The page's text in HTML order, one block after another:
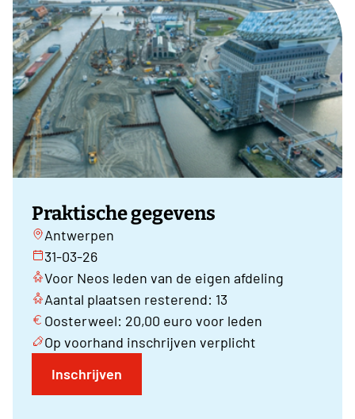
Praktische gegevens
Antwerpen
31-03-26
Voor Neos leden van de eigen afdeling
Aantal plaatsen resterend: 13
Oosterweel: 20,00 euro voor leden
Op voorhand inschrijven verplicht
Inschrijven